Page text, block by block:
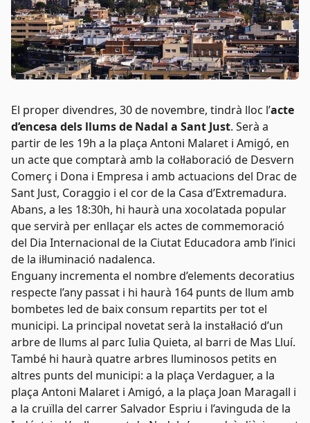
El proper divendres, 30 de novembre, tindrà lloc l’acte
d’encesa dels llums de Nadal a Sant Just. Serà a
partir de les 19h a la plaça Antoni Malaret i Amigó, en
un acte que comptarà amb la col·laboració de Desvern
Comerç i Dona i Empresa i amb actuacions del Drac de
Sant Just, Coraggio i el cor de la Casa d’Extremadura.
Abans, a les 18:30h, hi haurà una xocolatada popular
que servirà per enllaçar els actes de commemoració
del Dia Internacional de la Ciutat Educadora amb l’inici
de la il·luminació nadalenca.
Enguany incrementa el nombre d’elements decoratius
respecte l’any passat i hi haurà 164 punts de llum amb
bombetes led de baix consum repartits per tot el
municipi. La principal novetat serà la instal·lació d’un
arbre de llums al parc Iulia Quieta, al barri de Mas Lluí.
També hi haurà quatre arbres lluminosos petits en
altres punts del municipi: a la plaça Verdaguer, a la
plaça Antoni Malaret i Amigó, a la plaça Joan Maragall i
a la cruïlla del carrer Salvador Espriu i l’avinguda de la